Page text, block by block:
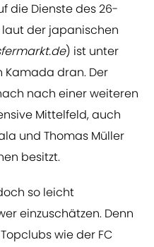
die Dienste des 26-
laut der japanischen
) ist unter
Kamada dran. Der
nach einer weiteren
Mittelfeld, auch
und Thomas Müller
besitzt.
so leicht
einzuschätzen. Denn
wie der FC